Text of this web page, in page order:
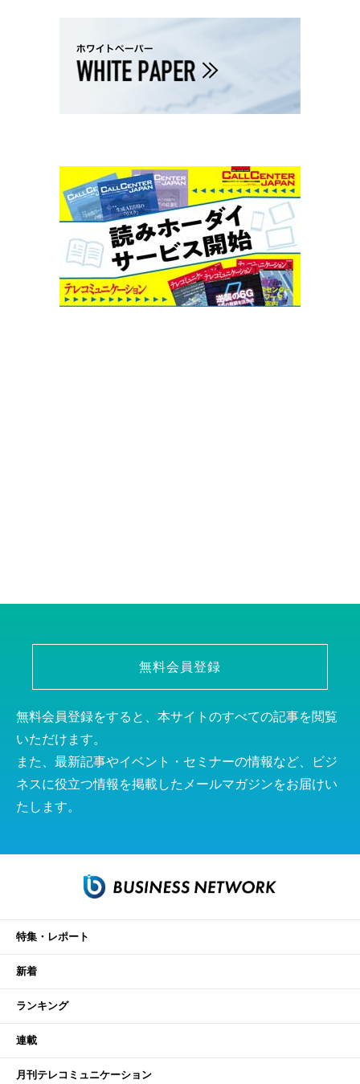
無料会員登録
無料会員登録をすると、本サイトのすべての記事を閲覧
いただけます。
また、最新記事やイベント・セミナーの情報など、ビジ
ネスに役立つ情報を掲載したメールマガジンをお届けい
たします。
特集・レポート
新着
ランキング
連載
月刊テレコミュニケーション